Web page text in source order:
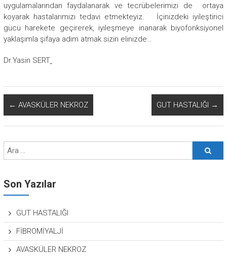
uygulamalarından faydalanarak ve tecrübelerimizi de ortaya
koyarak hastalarımızı tedavi etmekteyiz. İçinizdeki iyileştirici
gücü harekete geçirerek, iyileşmeye inanarak biyofonksiyonel
yaklaşımla şifaya adım atmak sizin elinizde…
Dr.Yasin SERT
← AVASKÜLER NEKROZ GUT HASTALIĞI →
Son Yazılar
GUT HASTALIĞI
FİBROMİYALJİ
AVASKÜLER NEKROZ